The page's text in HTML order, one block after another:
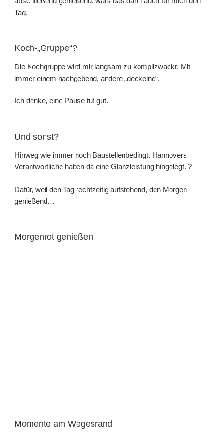
Tag.
Koch-„Gruppe“?
Die Kochgruppe wird mir langsam zu komplizwackt. Mit
immer einem nachgebend, andere „deckelnd“.
Ich denke, eine Pause tut gut.
Und sonst?
Hinweg wie immer noch Baustellenbedingt. Hannovers
Verantwortliche haben da eine Glanzleistung hingelegt. ?
Dafür, weil den Tag rechtzeitig aufstehend, den Morgen
genießend…
Morgenrot genießen
Momente am Wegesrand